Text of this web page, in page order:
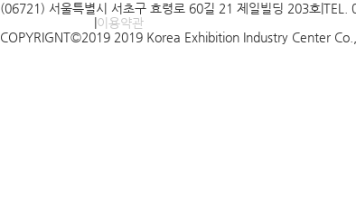
(06721) 서울특별시 서초구 효령로 60길 21 제일빌딩 203호 TEL.
이용약관
COPYRIGNT©2019 2019 Korea Exhibition Industry Center Co.,